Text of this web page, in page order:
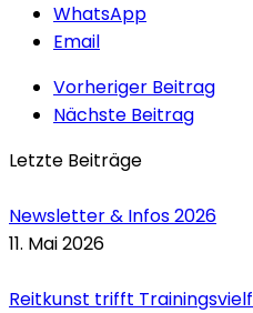
WhatsApp
Email
Vorheriger Beitrag
Nächste Beitrag
Letzte Beiträge
Newsletter & Infos 2026
11. Mai 2026
Reitkunst trifft